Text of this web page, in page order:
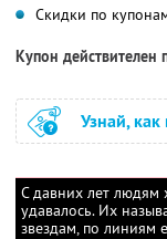
Скидки по
Купон действителен
Узнай,
С давних лет людям
удавалось. Их
звездам, по линиям